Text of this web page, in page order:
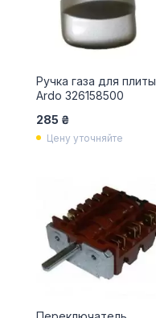
Ручка газа для плиты
Ardo 326158500
285 ₴
Цену уточняйте